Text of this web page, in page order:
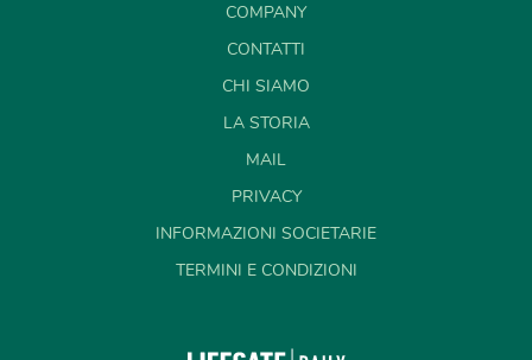
COMPANY
CONTATTI
CHI SIAMO
LA STORIA
MAIL
PRIVACY
INFORMAZIONI SOCIETARIE
TERMINI E CONDIZIONI